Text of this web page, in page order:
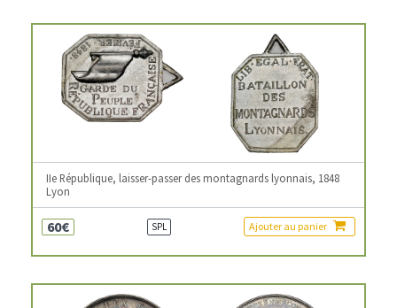
IIe République, laisser-passer des montagnards lyonnais, 1848
Lyon
60€ SPL Ajouter au panier